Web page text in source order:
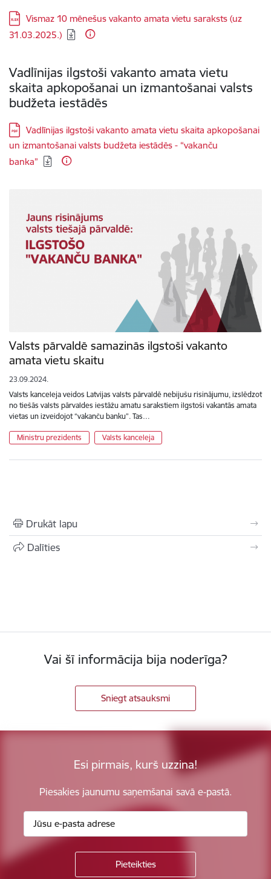
Lejupielādēt:
Vismaz 10 mēnešus vakanto amata vietu saraksts (uz
31.03.2025.)
Vadlīnijas ilgstoši vakanto amata vietu
skaita apkopošanai un izmantošanai valsts
budžeta iestādēs
Lejupielādēt:
Vadlīnijas ilgstoši vakanto amata vietu skaita apkopošanai
un izmantošanai valsts budžeta iestādēs - “vakanču
banka”
Valsts pārvaldē samazinās ilgstoši vakanto
amata vietu skaitu
23.09.2024.
Valsts kanceleja veidos Latvijas valsts pārvaldē nebijušu risinājumu, izslēdzot
no tiešās valsts pārvaldes iestāžu amatu sarakstiem ilgstoši vakantās amata
vietas un izveidojot “vakanču banku”. Tas…
Ministru prezidents Valsts kanceleja
Drukāt lapu
Dalīties
Vai šī informācija bija noderīga?
Sniegt atsauksmi
Esi pirmais, kurš uzzina!
Piesakies jaunumu saņemšanai savā e-pastā.